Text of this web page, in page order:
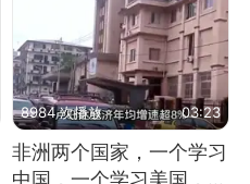
8984 次播放 03:23
非洲两个国家，一个学习
中国，一个学习美国，结